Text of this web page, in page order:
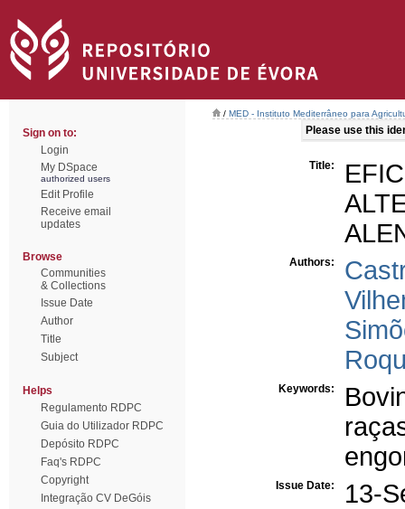
Sign on to:
Login
My DSpace
authorized users
Edit Profile
Receive email
updates
Browse
Communities
& Collections
Issue Date
Author
Title
Subject
Helps
Regulamento RDPC
Guia do Utilizador RDPC
Depósito RDPC
Faq's RDPC
Copyright
Integração CV DeGóis
/ MED - Instituto Mediterrâneo para
Please use this
Title:
Authors:
Keywords:
Issue Date: 13-